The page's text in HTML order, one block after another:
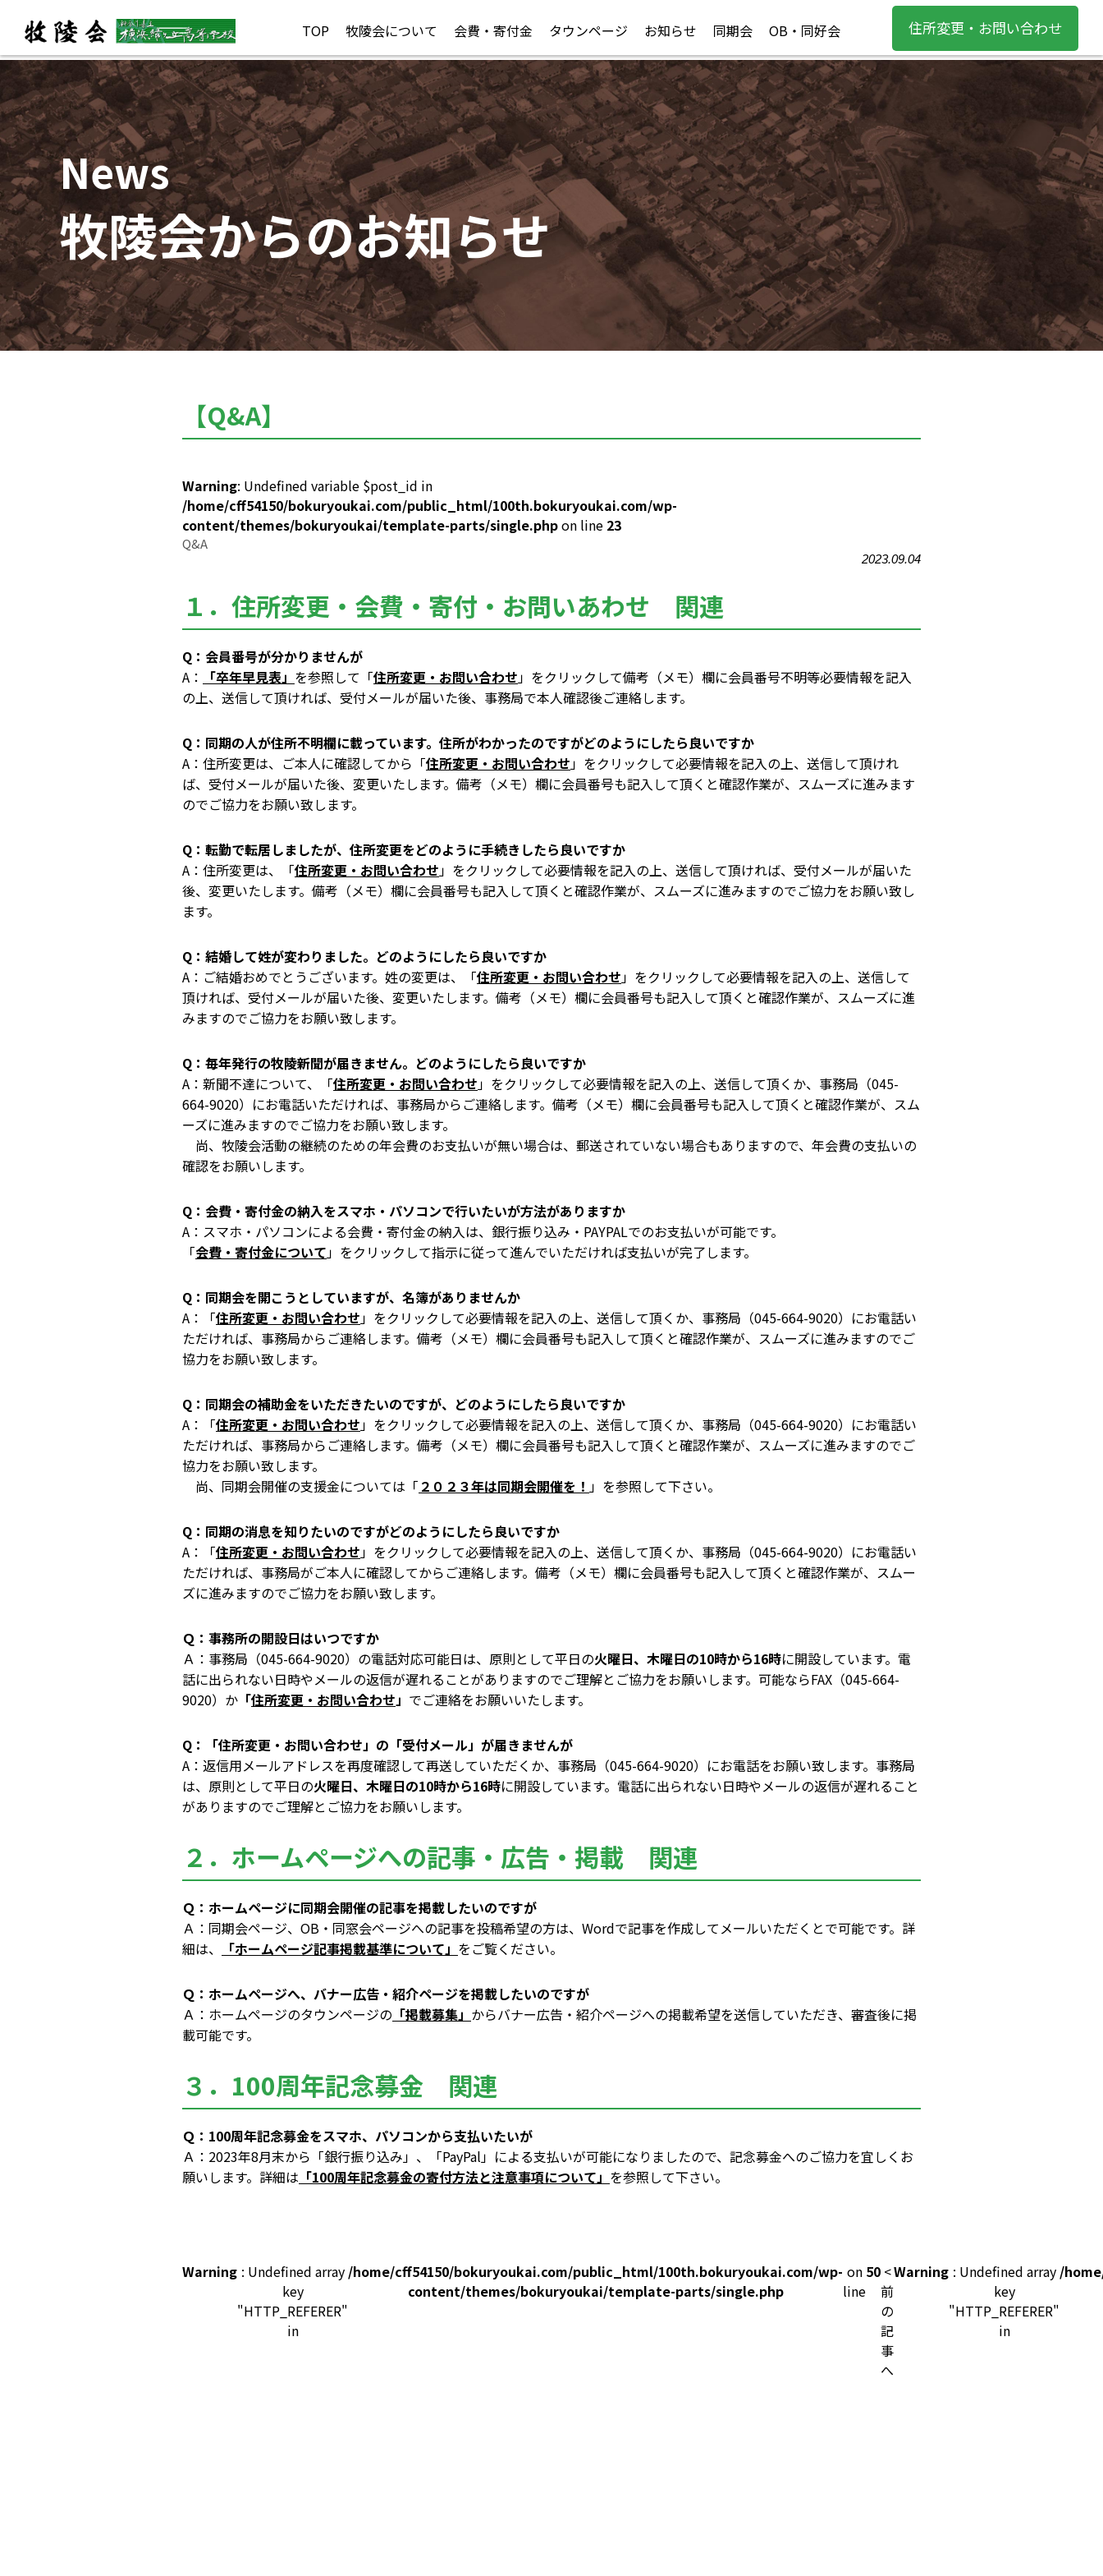
TOP 牧陵会について 会費・寄付金 タウンページ お知らせ 同期会 OB・同好会 住所変更・お問い合わせ
News
牧陵会からのお知らせ
【Q&A】
Warning: Undefined variable $post_id in
/home/cff54150/bokuryoukai.com/public_html/100th.bokuryoukai.com/wp-
content/themes/bokuryoukai/template-parts/single.phpon line 23
Q&A
2023.09.04
１．住所変更・会費・寄付・お問いあわせ 関連
Q：会員番号が分かりませんが
A：
「卒年早見表」 を参照して 「住所変更・お問い合わせ」 をクリックして備考（メモ）欄に会員番号不明等必要情報を記入
の上、送信して頂ければ、受付メールが届いた後、事務局で本人確認後ご連絡します。
Q：同期の人が住所不明欄に載っています。住所がわかったのですがどのようにしたら良いですか
A：住所変更は、ご本人に確認してから「住所変更・お問い合わせ」をクリックして必要情報を記入の上、送信して頂けれ
ば、受付メールが届いた後、変更いたします。備考（メモ）欄に会員番号も記入して頂くと確認作業が、スムーズに進みます
のでご協力をお願い致します。
Q：転勤で転居しましたが、住所変更をどのように手続きしたら良いですか
A：住所変更は、「住所変更・お問い合わせ」をクリックして必要情報を記入の上、送信して頂ければ、受付メールが届いた
後、変更いたします。備考（メモ）欄に会員番号も記入して頂くと確認作業が、スムーズに進みますのでご協力をお願い致し
ます。
Q：結婚して姓が変わりました。どのようにしたら良いですか
A：ご結婚おめでとうございます。姓の変更は、「住所変更・お問い合わせ」をクリックして必要情報を記入の上、送信して
頂ければ、受付メールが届いた後、変更いたします。備考（メモ）欄に会員番号も記入して頂くと確認作業が、スムーズに進
みますのでご協力をお願い致します。
Q：毎年発行の牧陵新聞が届きません。どのようにしたら良いですか
A：新聞不達について、「住所変更・お問い合わせ」をクリックして必要情報を記入の上、送信して頂くか、事務局（045-
664-9020）にお電話いただければ、事務局からご連絡します。備考（メモ）欄に会員番号も記入して頂くと確認作業が、スム
ーズに進みますのでご協力をお願い致します。
尚、牧陵会活動の継続のための年会費のお支払いが無い場合は、郵送されていない場合もありますので、年会費の支払いの
確認をお願いします。
Q：会費・寄付金の納入をスマホ・パソコンで行いたいが方法がありますか
A：スマホ・パソコンによる会費・寄付金の納入は、銀行振り込み・PAYPALでのお支払いが可能です。
「会費・寄付金について」をクリックして指示に従って進んでいただければ支払いが完了します。
Q：同期会を開こうとしていますが、名簿がありませんか
A：「住所変更・お問い合わせ」をクリックして必要情報を記入の上、送信して頂くか、事務局（045-664-9020）にお電話い
ただければ、事務局からご連絡します。備考（メモ）欄に会員番号も記入して頂くと確認作業が、スムーズに進みますのでご
協力をお願い致します。
Q：同期会の補助金をいただきたいのですが、どのようにしたら良いですか
A：「住所変更・お問い合わせ」をクリックして必要情報を記入の上、送信して頂くか、事務局（045-664-9020）にお電話い
ただければ、事務局からご連絡します。備考（メモ）欄に会員番号も記入して頂くと確認作業が、スムーズに進みますのでご
協力をお願い致します。
尚、同期会開催の支援金については「 ２０２３年は同期会開催を！ 」を参照して下さい。
Q：同期の消息を知りたいのですがどのようにしたら良いですか
A：「住所変更・お問い合わせ」をクリックして必要情報を記入の上、送信して頂くか、事務局（045-664-9020）にお電話い
ただければ、事務局がご本人に確認してからご連絡します。備考（メモ）欄に会員番号も記入して頂くと確認作業が、スムー
ズに進みますのでご協力をお願い致します。
Ｑ：事務所の開設日はいつですか
Ａ：事務局（045-664-9020）の電話対応可能日は、原則として平日の火曜日、木曜日の10時から16時に開設しています。電
話に出られない日時やメールの返信が遅れることがありますのでご理解とご協力をお願いします。可能ならFAX（045-664-
9020）か 「住所変更・お問い合わせ」 でご連絡をお願いいたします。
Q：「住所変更・お問い合わせ」の「受付メール」が届きませんが
A：返信用メールアドレスを再度確認して再送していただくか、事務局（045-664-9020）にお電話をお願い致します。事務局
は、原則として平日の火曜日、木曜日の10時から16時に開設しています。電話に出られない日時やメールの返信が遅れること
がありますのでご理解とご協力をお願いします。
２．ホームページへの記事・広告・掲載 関連
Ｑ：ホームページに同期会開催の記事を掲載したいのですが
Ａ：同期会ページ、OB・同窓会ページへの記事を投稿希望の方は、Wordで記事を作成してメールいただくとで可能です。詳
細は、
「ホームページ記事掲載基準について」 をご覧ください。
Ｑ：ホームページへ、バナー広告・紹介ページを掲載したいのですが
Ａ：ホームページのタウンページの 「掲載募集」 からバナー広告・紹介ページへの掲載希望を送信していただき、審査後に掲
載可能です。
３．100周年記念募金 関連
Ｑ：100周年記念募金をスマホ、パソコンから支払いたいが
Ａ：2023年8月末から「銀行振り込み」、「PayPal」による支払いが可能になりましたので、記念募金へのご協力を宜しくお
願いします。詳細は 「100周年記念募金の寄付方法と注意事項について」 を参照して下さい。
Warning : Undefined array
key
"HTTP_REFERER"
in
/home/cff54150/bokuryoukai.com/public_html/100th.bokuryoukai.com/wp-
content/themes/bokuryoukai/template-parts/single.php
on
line
50 <
前
の
記
事
へ
Warning : Undefined array
key
"HTTP_REFERER"
in
/